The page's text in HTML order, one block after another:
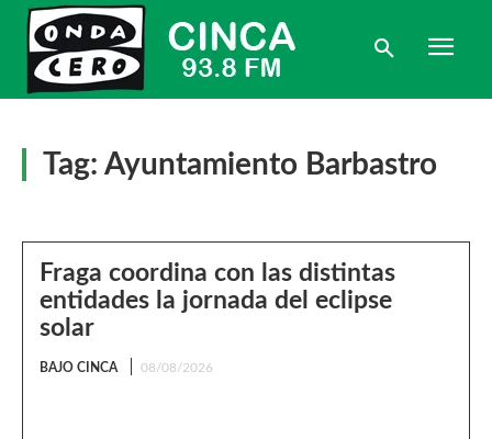
Tag: Ayuntamiento Barbastro
Fraga coordina con las distintas
entidades la jornada del eclipse
solar
BAJO CINCA 08/08/2026